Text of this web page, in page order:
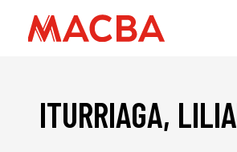
ITURRIAGA,